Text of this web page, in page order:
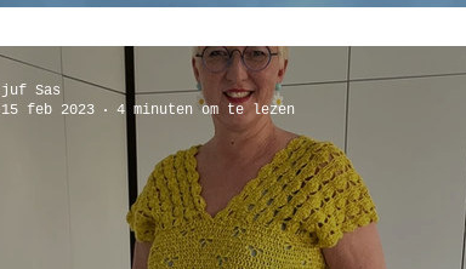
juf Sas
15 feb 2023
4 minuten om te lezen